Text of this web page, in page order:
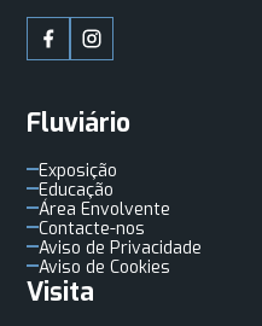
Fluviário
Exposição
Educação
Área Envolvente
Contacte-nos
Aviso de Privacidade
Aviso de Cookies
Visita